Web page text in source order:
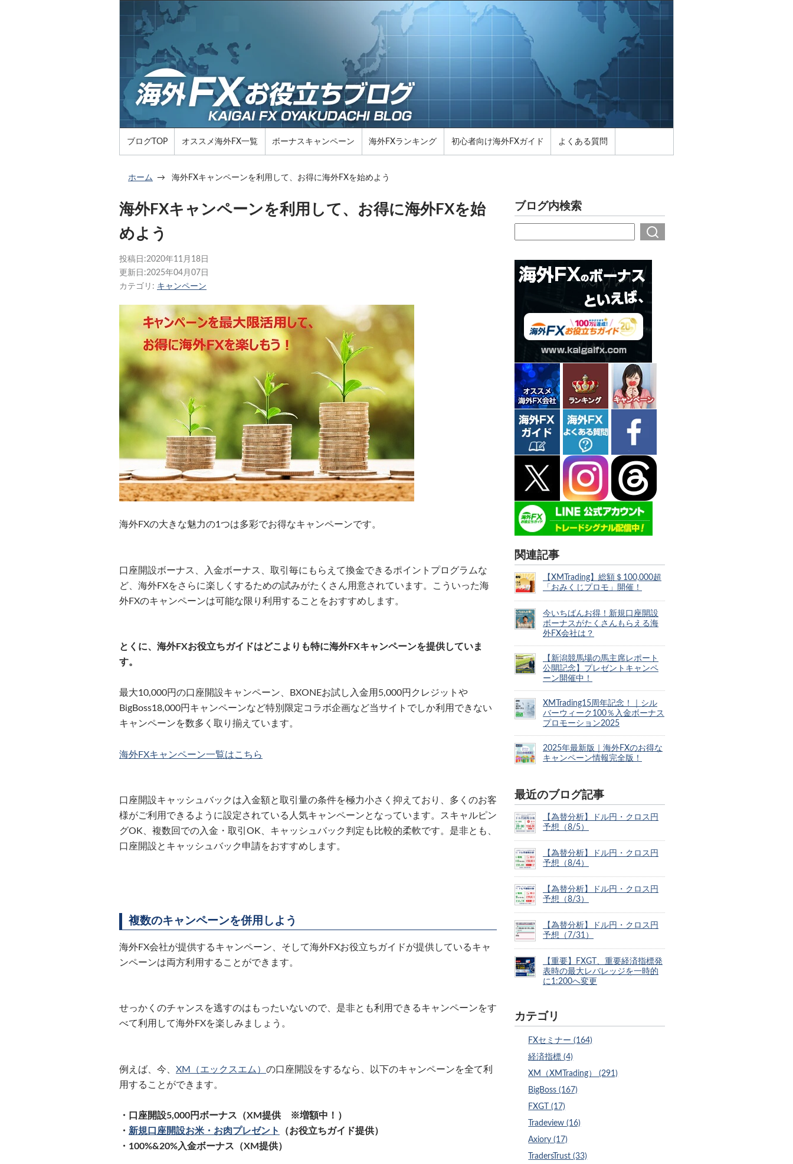
ブログTOP オススメ海外FX一覧 ボーナスキャンペーン 海外FXランキング 初心者向け海外FXガイド よくある質問
ホーム 海外FXキャンペーンを利用して、お得に海外FXを始めよう
海外FXキャンペーンを利用して、お得に海外FXを始
めよう
投稿日:2020年11月18日
更新日:2025年04月07日
カテゴリ: キャンペーン
海外FXの大きな魅力の1つは多彩でお得なキャンペーンです。
口座開設ボーナス、入金ボーナス、取引毎にもらえて換金できるポイントプログラムな
ど、海外FXをさらに楽しくするための試みがたくさん用意されています。こういった海
外FXのキャンペーンは可能な限り利用することをおすすめします。
とくに、海外FXお役立ちガイドはどこよりも特に海外FXキャンペーンを提供していま
す。
最大10,000円の口座開設キャンペーン、BXONEお試し入金用5,000円クレジットや
BigBoss18,000円キャンペーンなど特別限定コラボ企画など当サイトでしか利用できない
キャンペーンを数多く取り揃えています。
海外FXキャンペーン一覧はこちら
口座開設キャッシュバックは入金額と取引量の条件を極力小さく抑えており、多くのお客
様がご利用できるように設定されている人気キャンペーンとなっています。スキャルピン
グOK、複数回での入金・取引OK、キャッシュバック判定も比較的柔軟です。是非とも、
口座開設とキャッシュバック申請をおすすめします。
複数のキャンペーンを併用しよう
海外FX会社が提供するキャンペーン、そして海外FXお役立ちガイドが提供しているキャ
ンペーンは両方利用することができます。
せっかくのチャンスを逃すのはもったいないので、是非とも利用できるキャンペーンをす
べて利用して海外FXを楽しみましょう。
例えば、今、 XM（エックスエム） の口座開設をするなら、以下のキャンペーンを全て利
用することができます。
・口座開設5,000円ボーナス（XM提供 ※増額中！）
・ 新規口座開設お米・お肉プレゼント
（お役立ちガイド提供）
・100%&20%入金ボーナス（XM提供）
ブログ内検索
関連記事
【XMTrading】総額＄100,000超
「おみくじプロモ」開催！
今いちばんお得！新規口座開設
ボーナスがたくさんもらえる海
外FX会社は？
【新潟競馬場の馬主席レポート
公開記念】プレゼントキャンペ
ーン開催中！
XMTrading15周年記念！｜シル
バーウィーク100％入金ボーナス
プロモーション2025
2025年最新版｜海外FXのお得な
キャンペーン情報完全版！
最近のブログ記事
【為替分析】ドル円・クロス円
予想（8/5）
【為替分析】ドル円・クロス円
予想（8/4）
【為替分析】ドル円・クロス円
予想（8/3）
【為替分析】ドル円・クロス円
予想（7/31）
【重要】FXGT、重要経済指標発
表時の最大レバレッジを一時的
に1:200へ変更
カテゴリ
FXセミナー (164)
経済指標 (4)
XM（XMTrading） (291)
BigBoss (167)
FXGT (17)
Tradeview (16)
Axiory (17)
TradersTrust (33)